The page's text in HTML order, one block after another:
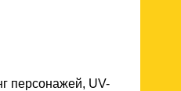
персонажей, UV-